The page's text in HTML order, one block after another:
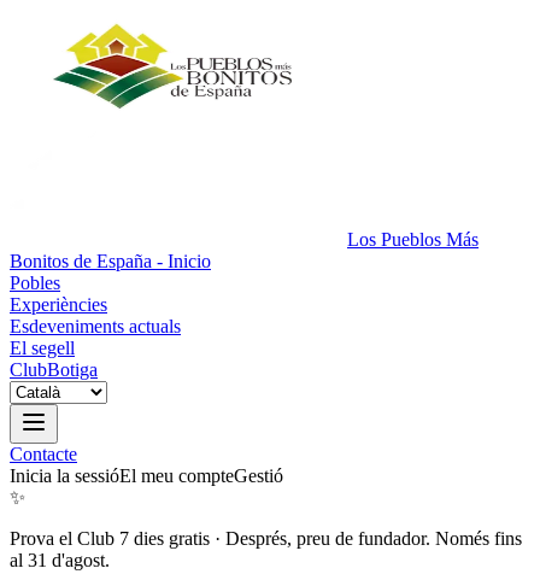
Los Pueblos Más
Bonitos de España - Inicio
Pobles
Experiències
Esdeveniments actuals
El segell
ClubBotiga
Contacte
Inicia la sessióEl meu compteGestió
✨
Prova el Club 7 dies gratis · Després, preu de fundador. Només fins
al 31 d'agost.